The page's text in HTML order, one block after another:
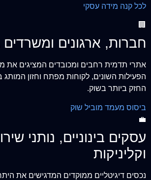
לכל קנה מידה עסקי
🏢
חברות, ארגונים ומשרדים
אתרי תדמית רחבים ומכובדים המציגים את
הפעילות השונים, לקוחות מפתח וחזון המותג
החזק ביותר בשוק.
ביסוס מעמד מוביל שוק
💼
עסקים בינוניים, נותני
וקליניקות
נכסים דיגיטליים ממוקדים המדגישים את